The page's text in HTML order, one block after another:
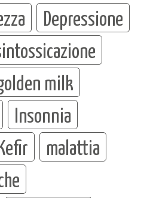
Depressione
milk
Insonnia
malattia